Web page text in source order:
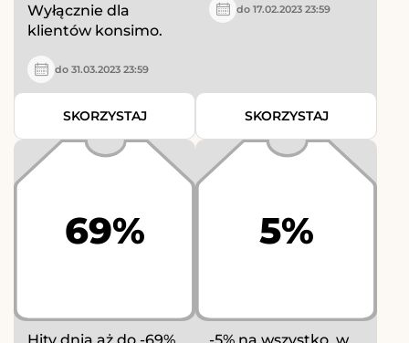
Wyłącznie dla
klientów konsimo.
do 31.03.2023 23:59
SKORZYSTAJ
do 17.02.2023 23:59
SKORZYSTAJ
69% 5%